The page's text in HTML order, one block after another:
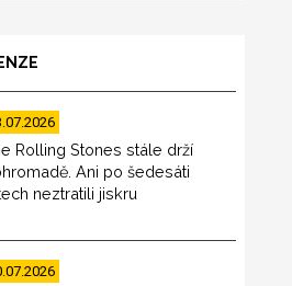
Rolling Stones stále drží
Ani po šedesáti
neztratili jiskru